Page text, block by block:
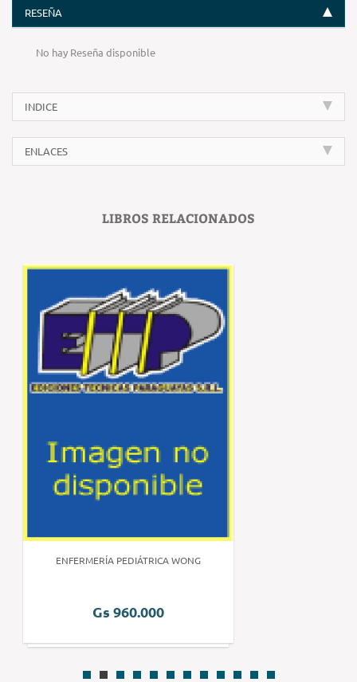
RESEÑA
No hay Reseña disponible
INDICE
ENLACES
LIBROS RELACIONADOS
ENFERMERÍA PEDIÁTRICA WONG
Gs 960.000